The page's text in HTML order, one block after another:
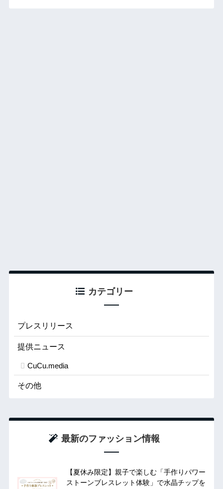
カテゴリー
プレスリリース
提供ニュース
CuCu.media
その他
最新のファッション情報
【夏休み限定】親子で楽しむ「手作りパワー
ストーンブレスレット体験」で水晶チップを